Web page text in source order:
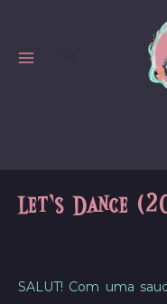
content
Let’s Dance
SALUT! Com uma